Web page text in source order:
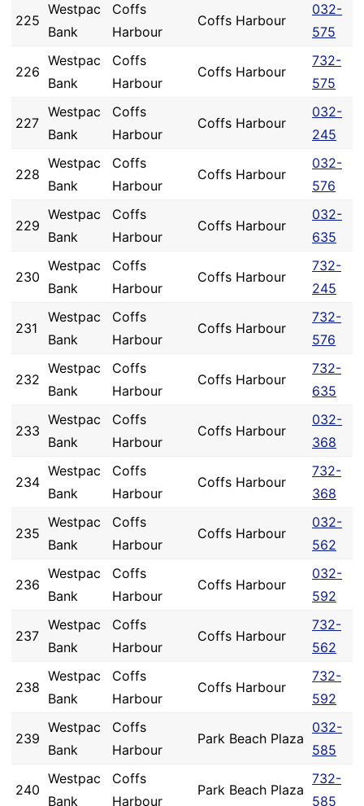
225
Westpac
Bank
Coffs
Harbour
Coffs Harbour
032-
575
226
Westpac
Bank
Coffs
Harbour
Coffs Harbour
732-
575
227
Westpac
Bank
Coffs
Harbour
Coffs Harbour
032-
245
228
Westpac
Bank
Coffs
Harbour
Coffs Harbour
032-
576
229
Westpac
Bank
Coffs
Harbour
Coffs Harbour
032-
635
230
Westpac
Bank
Coffs
Harbour
Coffs Harbour
732-
245
231
Westpac
Bank
Coffs
Harbour
Coffs Harbour
732-
576
232
Westpac
Bank
Coffs
Harbour
Coffs Harbour
732-
635
233
Westpac
Bank
Coffs
Harbour
Coffs Harbour
032-
368
234
Westpac
Bank
Coffs
Harbour
Coffs Harbour
732-
368
235
Westpac
Bank
Coffs
Harbour
Coffs Harbour
032-
562
236
Westpac
Bank
Coffs
Harbour
Coffs Harbour
032-
592
237
Westpac
Bank
Coffs
Harbour
Coffs Harbour
732-
562
238
Westpac
Bank
Coffs
Harbour
Coffs Harbour
732-
592
239
Westpac
Bank
Coffs
Harbour
Park Beach Plaza
032-
585
240
Westpac
Bank
Coffs
Harbour
Park Beach Plaza
732-
585